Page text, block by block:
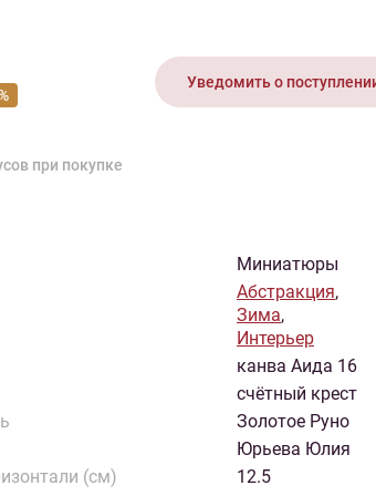
НоскиУведомить о
при покупке
Миниатюры
Абстракция,
Зима,
Интерьер
канва Аида 16
счётный крест
Золотое Руно
Юрьева Юлия
(см)
12.5